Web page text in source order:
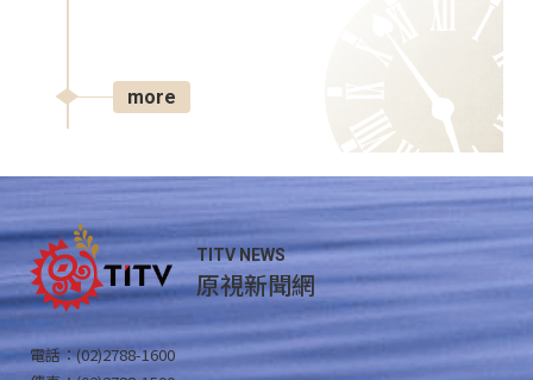
more
TITV NEWS
原視新聞網
電話：(02)2788-1600